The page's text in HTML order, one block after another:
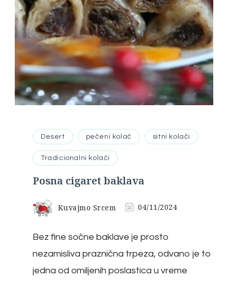
Desert pečeni kolač sitni kolači
Tradicionalni kolači
Posna cigaret baklava
Kuvajmo Srcem 04/11/2024
Bez fine sočne baklave je prosto
nezamisliva praznična trpeza, odvano je to
jedna od omiljenih poslastica u vreme